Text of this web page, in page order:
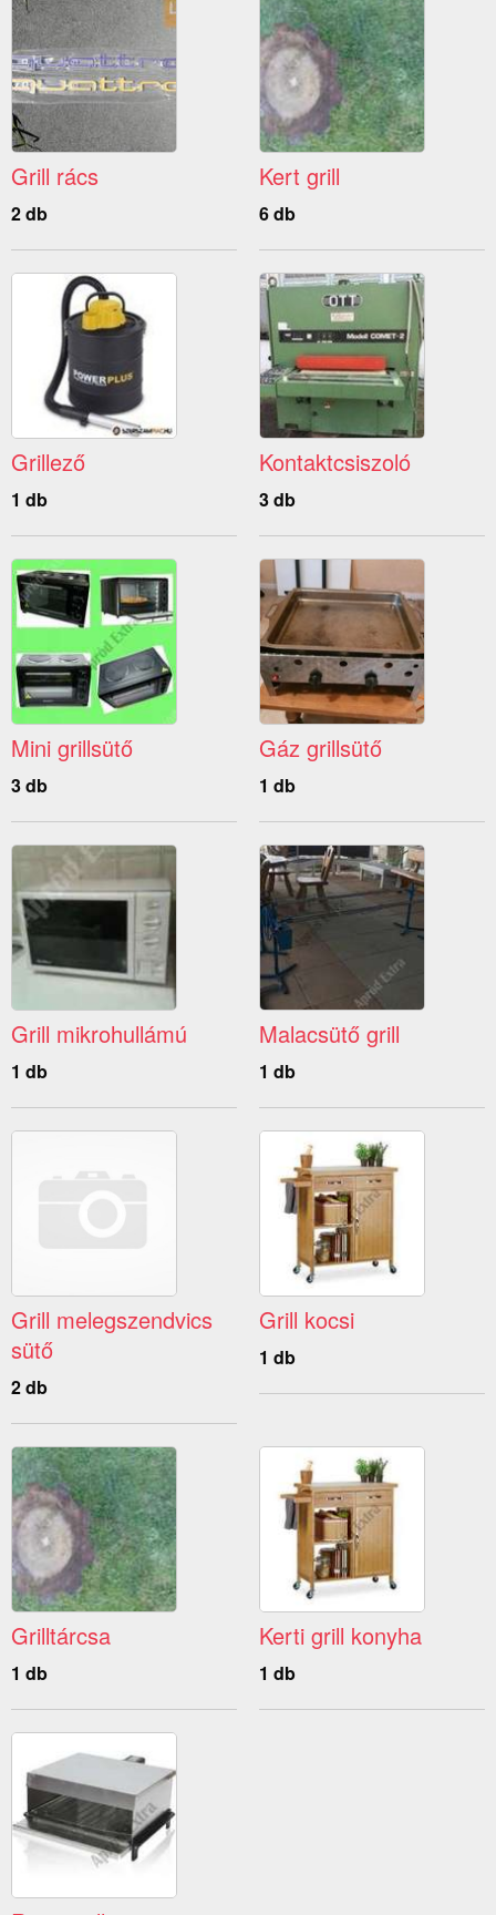
Grill rács
2 db
Kert grill
6 db
Grillező
1 db
Kontaktcsiszoló
3 db
Mini grillsütő
3 db
Gáz grillsütő
1 db
Grill mikrohullámú
1 db
Malacsütő grill
1 db
Grill melegszendvics
sütő
2 db
Grill kocsi
1 db
Grilltárcsa
1 db
Kerti grill konyha
1 db